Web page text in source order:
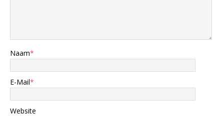
Naam*
E-Mail*
Website